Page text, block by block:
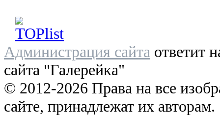
Администрация сайта ответит
сайта "Галерейка"
© 2012-2026 Права на все
сайте, принадлежат их авторам.